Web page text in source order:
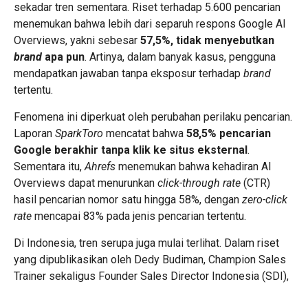
sekadar tren sementara. Riset terhadap 5.600 pencarian
menemukan bahwa lebih dari separuh respons Google AI
Overviews, yakni sebesar 57,5%, tidak menyebutkan
brand apa pun. Artinya, dalam banyak kasus, pengguna
mendapatkan jawaban tanpa eksposur terhadap brand
tertentu.
Fenomena ini diperkuat oleh perubahan perilaku pencarian.
Laporan SparkToro mencatat bahwa 58,5% pencarian
Google berakhir tanpa klik ke situs eksternal .
Sementara itu,Ahrefs menemukan bahwa kehadiran AI
Overviews dapat menurunkan click-through rate (CTR)
hasil pencarian nomor satu hingga 58%, dengan zero-click
rate mencapai 83% pada jenis pencarian tertentu.
Di Indonesia, tren serupa juga mulai terlihat. Dalam riset
yang dipublikasikan oleh Dedy Budiman, Champion Sales
Trainer sekaligus Founder Sales Director Indonesia (SDI),